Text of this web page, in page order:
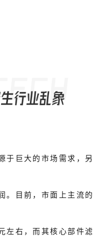
于巨大的市场需求，另
。目前，市面上主流的
左右，而其核心部件滤